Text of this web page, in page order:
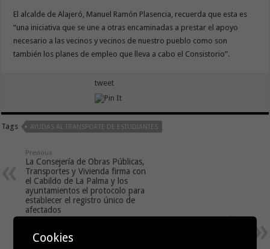
El alcalde de Alajeró, Manuel Ramón Plasencia, recuerda que esta es
“una iniciativa que se une a otras encaminadas a prestar el apoyo
necesario a las vecinos y vecinos de nuestro pueblo como son
también los planes de empleo que lleva a cabo el Consistorio”.
tweet
Tags AYUDAS AL TRANSPORTE DE ESTUDIANTES
Previous
La Consejería de Obras Públicas,
Transportes y Vivienda firma con
el Cabildo de La Palma y los
ayuntamientos el protocolo para
establecer el registro único de
afectados
Next
Cookies